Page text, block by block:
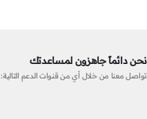
نحن دائماً جاهزون لمساعدتك
تواصل معنا من خلال أي من قنوات الدعم التالية: